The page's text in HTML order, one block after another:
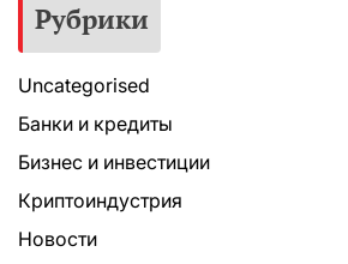
Рубрики
Uncategorised
Банки и кредиты
Бизнес и инвестиции
Криптоиндустрия
Новости